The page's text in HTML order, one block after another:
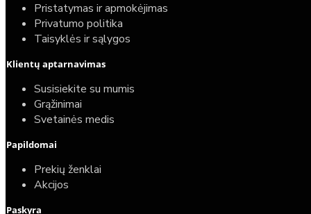
Elektrinio gyvatuko paruošimo paslauga
40,00€
25,00€
Pristatymas ir apmokėjimas
Privatumo politika
Taisyklės ir sąlygos
Klientų aptarnavimas
Susisiekite su mumis
Grąžinimai
Svetainės medis
Papildomai
Prekių ženklai
Akcijos
Paskyra